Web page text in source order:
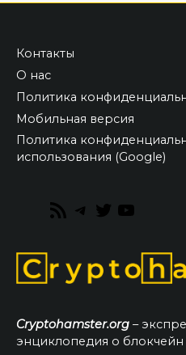
Контакты
О нас
Политика
Мобильная версия
Политика
использования (Google)
RSS
Telegram
Twitter
Cryptohamster.org –
энциклопедия о блокчейн